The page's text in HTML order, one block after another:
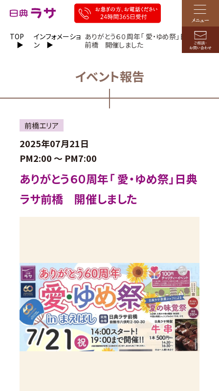
TOP
インフォメーショ
ン
ありがとう６０周年「 愛・ゆめ祭」日典ラサ
前橋 開催しました
イベント報告
前橋エリア
2025年07月21日
PM2:00 ～ PM7:00
ありがとう６０周年「 愛・ゆめ祭」日典
ラサ前橋 開催しました